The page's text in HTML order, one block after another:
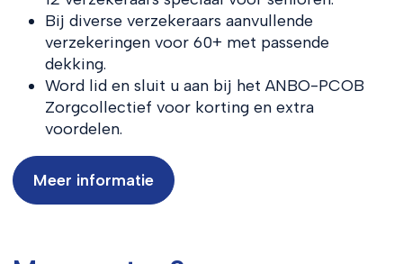
Bij diverse verzekeraars aanvullende
verzekeringen voor 60+ met passende
dekking.
Word lid en sluit u aan bij het ANBO-PCOB
Zorgcollectief voor korting en extra
voordelen.
Meer informatie